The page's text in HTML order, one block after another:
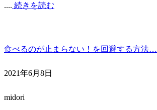
.... 続きを読む
食べるのが止まらない！を回避する方法…
2021年6月8日
midori